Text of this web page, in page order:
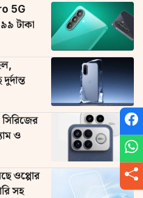
5G
টাকা
ও
ওপ্পোর
সহ